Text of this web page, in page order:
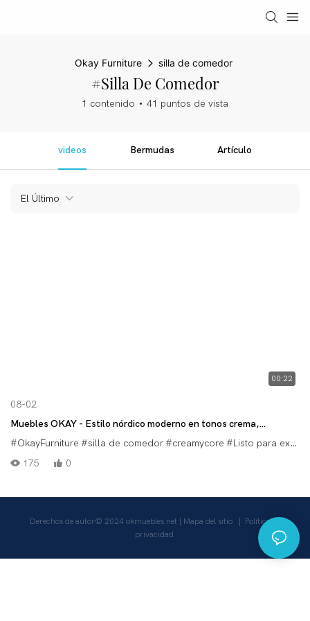
Okay Furniture silla de comedor
#silla De Comedor
1 contenido 41 puntos de vista
videos Bermudas Artículo
El Último
00:22
08-02
Muebles OKAY - Estilo nórdico moderno en tonos crema,
tapizado personalizable y patas de madera maciza.
#OkayFurniture #silla de comedor#creamycore #Listo para exportar
175
0
Derechos de autor© 2024 okmuebles.net Mapa del sitio
Política de
privacidad